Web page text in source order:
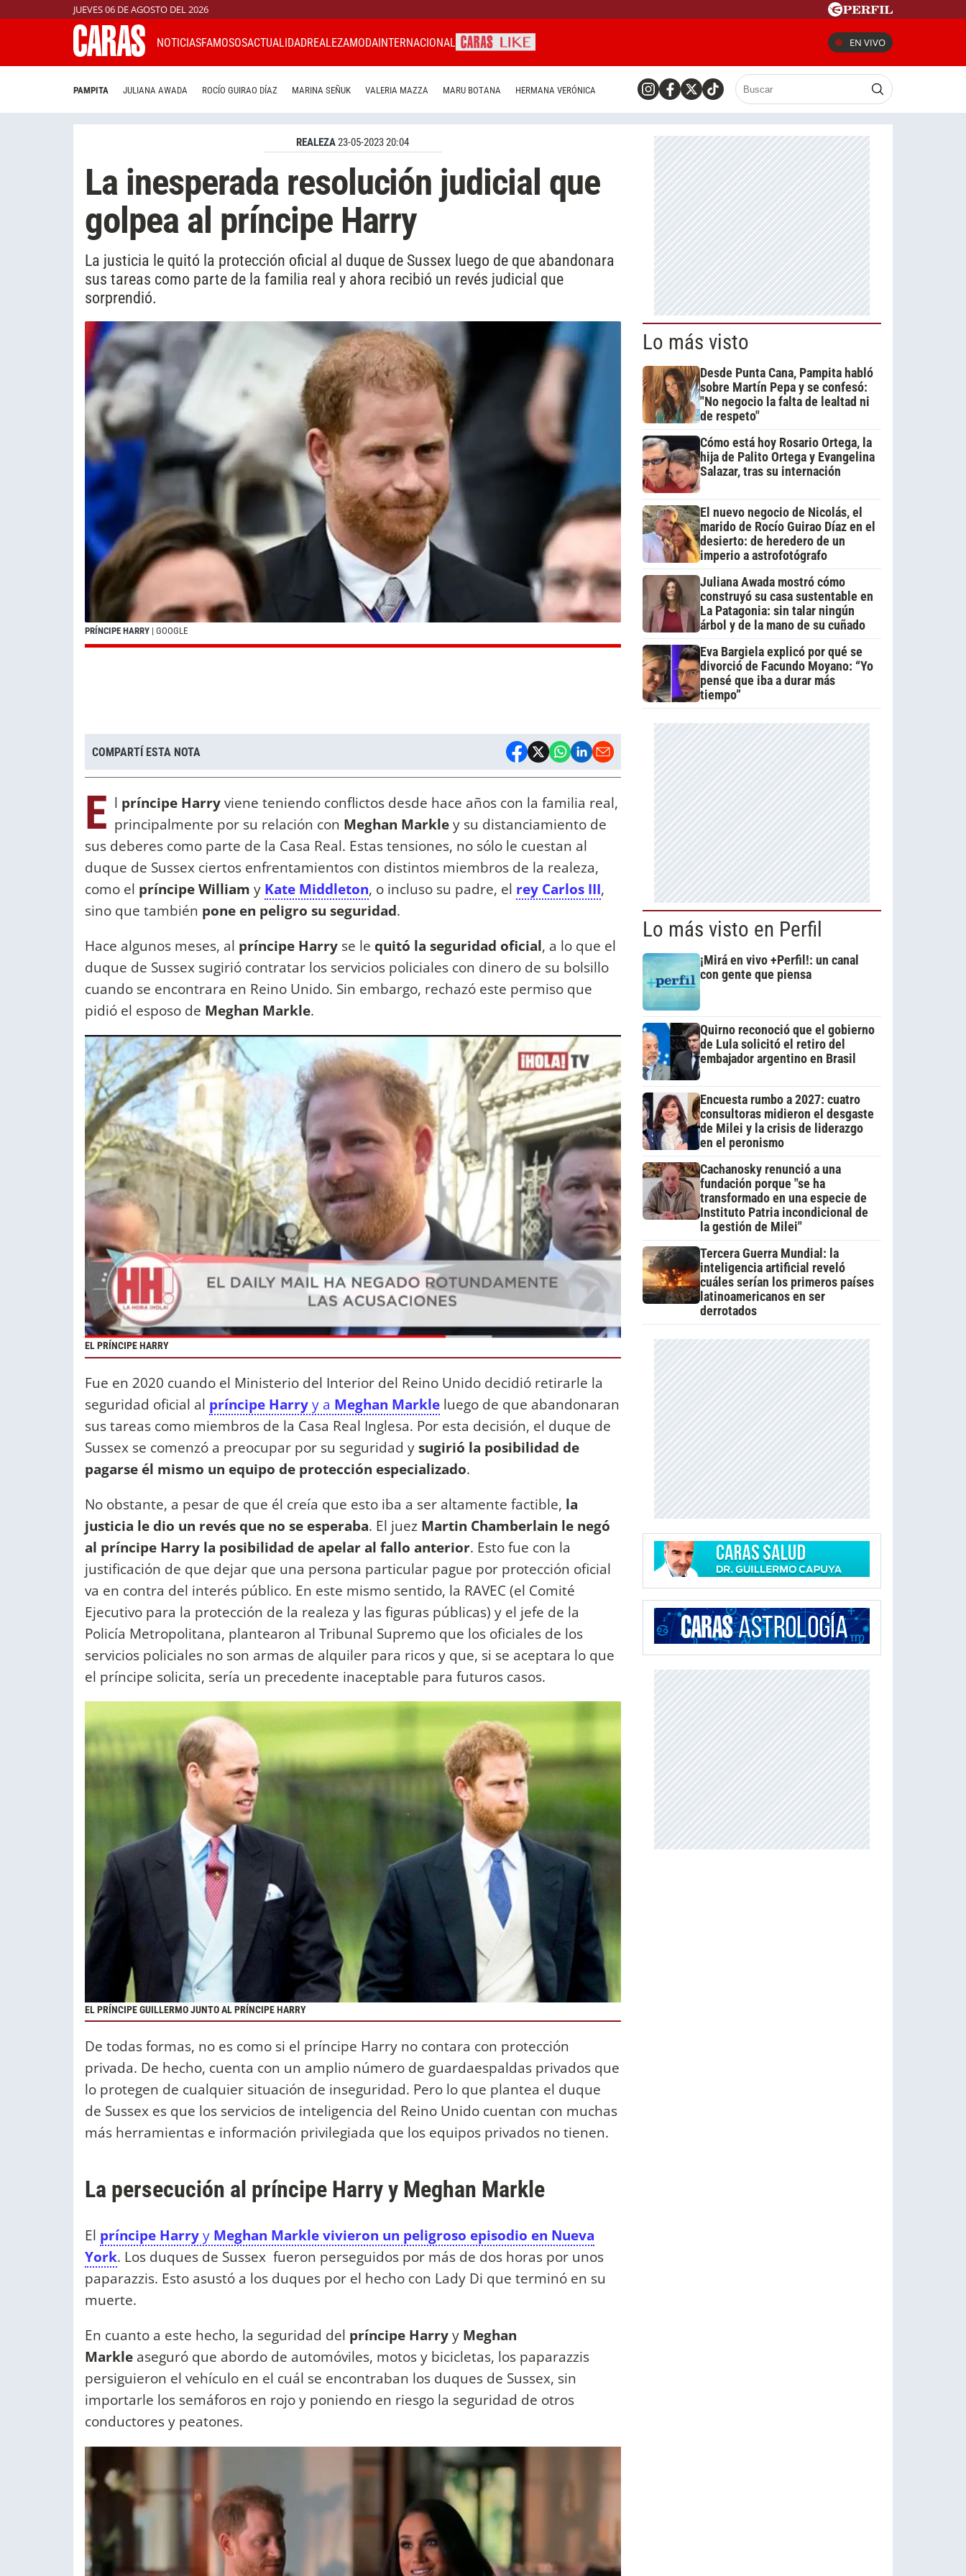
JUEVES 06 DE AGOSTO DEL 2026
NOTICIASFAMOSOSACTUALIDADREALEZAMODAINTERNACIONAL EN VIVO
PAMPITA JULIANA AWADA ROCÍO GUIRAO DÍAZ MARINA SEÑUK VALERIA MAZZA MARU BOTANA HERMANA VERÓNICA
REALEZA23-05-2023 20:04
La inesperada resolución judicial que
golpea al príncipe Harry
La justicia le quitó la protección oficial al duque de Sussex luego de que abandonara
sus tareas como parte de la familia real y ahora recibió un revés judicial que
sorprendió.
PRÍNCIPE HARRY | GOOGLE
COMPARTÍ ESTA NOTA
E l príncipe Harryviene teniendo conflictos desde hace años con la familia real,
principalmente por su relación con Meghan Markley su distanciamiento de
sus deberes como parte de la Casa Real. Estas tensiones, no sólo le cuestan al
duque de Sussex ciertos enfrentamientos con distintos miembros de la realeza,
como el príncipe William y Kate Middleton, o incluso su padre, el rey Carlos III,
sino que también pone en peligro su seguridad.
Hace algunos meses, al príncipe Harry se le quitó la seguridad oficial, a lo que el
duque de Sussex sugirió contratar los servicios policiales con dinero de su bolsillo
cuando se encontrara en Reino Unido. Sin embargo, rechazó este permiso que
pidió el esposo de Meghan Markle.
EL PRÍNCIPE HARRY
Fue en 2020 cuando el Ministerio del Interior del Reino Unido decidió retirarle la
seguridad oficial al príncipe Harryy a Meghan Markle luego de que abandonaran
sus tareas como miembros de la Casa Real Inglesa. Por esta decisión, el duque de
Sussex se comenzó a preocupar por su seguridad ysugirió la posibilidad de
pagarse él mismo un equipo de protección especializado.
No obstante, a pesar de que él creía que esto iba a ser altamente factible, la
justicia le dio un revés que no se esperaba. El juez Martin Chamberlain le negó
al príncipe Harry la posibilidad de apelar al fallo anterior. Esto fue con la
justificación de que dejar que una persona particular pague por protección oficial
va en contra del interés público. En este mismo sentido, la RAVEC (el Comité
Ejecutivo para la protección de la realeza y las figuras públicas) y el jefe de la
Policía Metropolitana, plantearon al Tribunal Supremo que los oficiales de los
servicios policiales no son armas de alquiler para ricos y que, si se aceptara lo que
el príncipe solicita, sería un precedente inaceptable para futuros casos.
EL PRÍNCIPE GUILLERMO JUNTO AL PRÍNCIPE HARRY
De todas formas, no es como si el príncipe Harry no contara con protección
privada. De hecho, cuenta con un amplio número de guardaespaldas privados que
lo protegen de cualquier situación de inseguridad. Pero lo que plantea el duque
de Sussex es que los servicios de inteligencia del Reino Unido cuentan con muchas
más herramientas e información privilegiada que los equipos privados no tienen.
La persecución al príncipe Harry y Meghan Markle
El príncipe Harryy Meghan Marklevivieron un peligroso episodio en Nueva
York. Los duques de Sussex fueron perseguidos por más de dos horas por unos
paparazzis. Esto asustó a los duques por el hecho con Lady Di que terminó en su
muerte.
En cuanto a este hecho, la seguridad del príncipe Harryy Meghan
Markle aseguró que abordo de automóviles, motos y bicicletas, los paparazzis
persiguieron el vehículo en el cuál se encontraban los duques de Sussex, sin
importarle los semáforos en rojo y poniendo en riesgo la seguridad de otros
conductores y peatones.
Lo más visto
Desde Punta Cana, Pampita habló
sobre Martín Pepa y se confesó:
"No negocio la falta de lealtad ni
de respeto"
Cómo está hoy Rosario Ortega, la
hija de Palito Ortega y Evangelina
Salazar, tras su internación
El nuevo negocio de Nicolás, el
marido de Rocío Guirao Díaz en el
desierto: de heredero de un
imperio a astrofotógrafo
Juliana Awada mostró cómo
construyó su casa sustentable en
La Patagonia: sin talar ningún
árbol y de la mano de su cuñado
Eva Bargiela explicó por qué se
divorció de Facundo Moyano: “Yo
pensé que iba a durar más
tiempo”
Lo más visto en Perfil
¡Mirá en vivo +Perfil!: un canal
con gente que piensa
Quirno reconoció que el gobierno
de Lula solicitó el retiro del
embajador argentino en Brasil
Encuesta rumbo a 2027: cuatro
consultoras midieron el desgaste
de Milei y la crisis de liderazgo
en el peronismo
Cachanosky renunció a una
fundación porque "se ha
transformado en una especie de
Instituto Patria incondicional de
la gestión de Milei"
Tercera Guerra Mundial: la
inteligencia artificial reveló
cuáles serían los primeros países
latinoamericanos en ser
derrotados